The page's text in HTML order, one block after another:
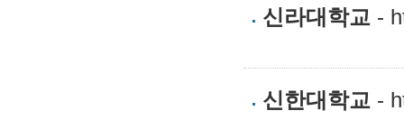
신라대학교 -
신한대학교 -